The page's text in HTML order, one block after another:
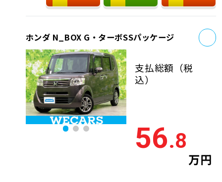
ホンダ N_BOX G・ターボSSパッケージ
支払総額 （税
込）
56.8
万円